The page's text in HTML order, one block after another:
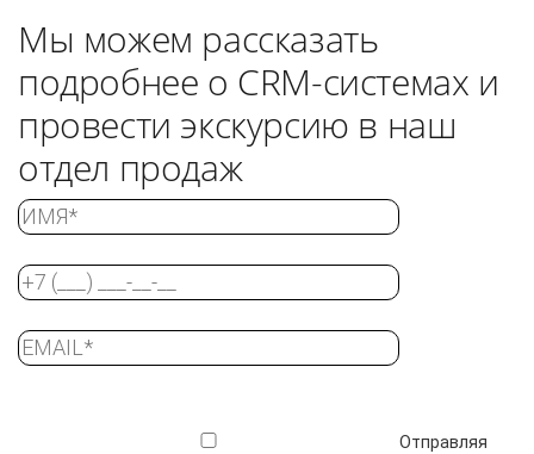
Мы можем рассказать
подробнее о CRM-системах и
провести экскурсию в наш
отдел продаж
Отправляя